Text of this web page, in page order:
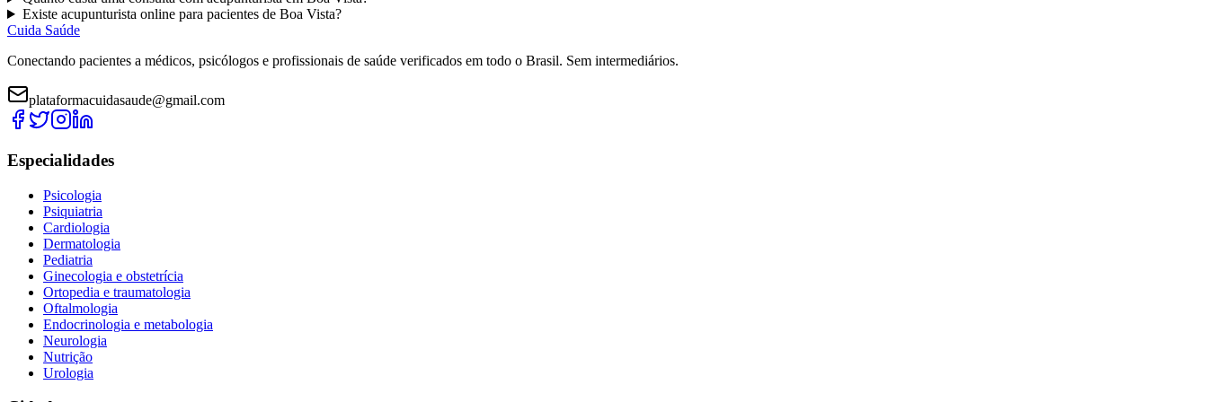
Existe acupunturista online para pacientes de Boa Vista?
Cuida Saúde
Conectando pacientes a médicos, psicólogos e profissionais de saúde verificados em todo o Brasil. Sem intermediários.
plataformacuidasaude@gmail.com
Especialidades
Psicologia
Psiquiatria
Cardiologia
Dermatologia
Pediatria
Ginecologia e obstetrícia
Ortopedia e traumatologia
Oftalmologia
Endocrinologia e metabologia
Neurologia
Nutrição
Urologia